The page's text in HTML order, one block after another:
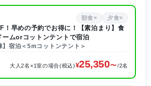
朝食× 夕食×
！早めの予約でお得に！【素泊まり】食
ームorコットンテントで宿泊
】宿泊＜5mコットンテント＞
大人2名×1室の場合(税込) 25,350 /2名